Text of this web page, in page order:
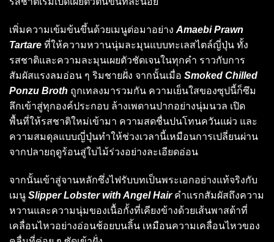
เพิ่มความเข้มข้นขึ้นด้วยเมนูต่อมาอย่าง Amaebi Prawn
Tartare ที่ให้ความหวานนุ่มละมุนแบบทะเลสไตล์ญี่ปุ่น ทั้ง
รสชาติและความละมุนเผยตัวชัดเจนในทุกคำ ราวกับการ
สัมผัสแรงลมอ่อน ๆ ริมชายฝั่ง จากนั้นเมื่อ Smoked Chilled
Ponzu Broth ถูกเทลงมารวมกัน ความเย็นใสของซุปนี้ก็ซึม
ลึกเข้าสู่ทุกองค์ประกอบ ล้างเพดานปากอย่างนุ่มนวล เปิด
พื้นที่ให้รสชาติใหม่เข้ามา ความสดชื่นปนโทนควันแผ่ว และ
ความสมดุลแบบญี่ปุ่นทำให้ช่วงเวลานี้เหมือนการเปลี่ยนผ่าน
จากปลายฤดูร้อนสู่ใบไม้ร่วงอย่างละเอียดอ่อน
จากนั้นเข้าสู่จานหลักซึ่งไฟรับบทเป็นพระเอกอย่างแท้จริงกับ
เมนู Slipper Lobster with Angel Hairคำแรกสัมผัสถึงความ
หวานและความนุ่มของเนื้อกั้งที่เคียงข้างด้วยเส้นพาสต้าที่
เคลื่อนไหวอย่างอ่อนช้อยบนลิ้น เหมือนความเคลื่อนไหวของ